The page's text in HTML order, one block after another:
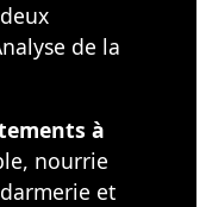
de la
à
nourrie
et